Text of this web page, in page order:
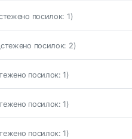
посилок: 1)
посилок: 2)
посилок: 1)
посилок: 1)
посилок: 1)